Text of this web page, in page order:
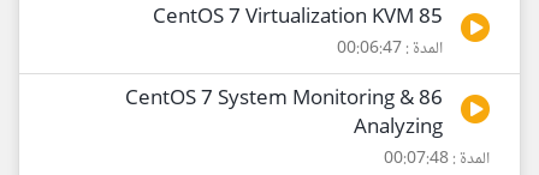
85 CentOS 7 Virtualization KVM
المدة : 00:06:47
86 CentOS 7 System Monitoring &
Analyzing
المدة : 00:07:48